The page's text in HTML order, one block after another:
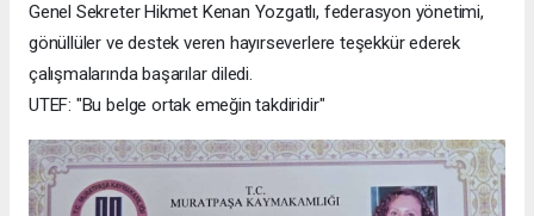
Genel Sekreter Hikmet Kenan Yozgatlı, federasyon yönetimi,
gönüllüler ve destek veren hayırseverlere teşekkür ederek
çalışmalarında başarılar diledi.
UTEF: "Bu belge ortak emeğin takdiridir"